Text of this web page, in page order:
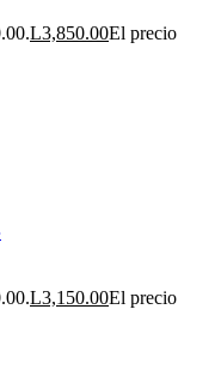
L3,850.00El precio
L3,150.00El precio